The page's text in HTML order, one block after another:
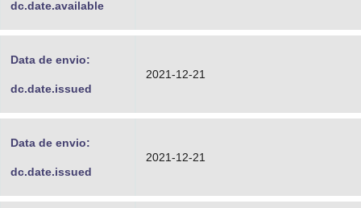
dc.date.available
Data de envio:
dc.date.issued
2021-12-21
Data de envio:
dc.date.issued
2021-12-21